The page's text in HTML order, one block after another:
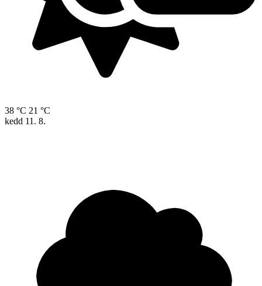
38 °C 21 °C
kedd 11. 8.